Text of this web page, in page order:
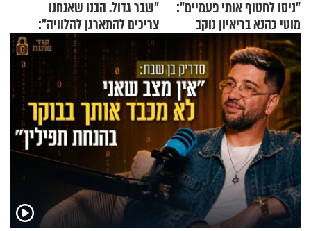
"ניסו לחטוף אותי פעמיים":
מוטי כהנא בריאיון נוקב
"שבר גדול. הבנו שאנחנו
צריכים להתארגן להלוויה":
זוגיות במבחן, הפעם עם מרים
וגד דנינו